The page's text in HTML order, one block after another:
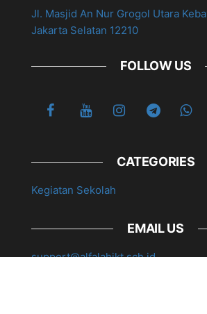
Jl. Masjid An Nur Grogol Utara
Jakarta Selatan 12210
FOLLOW US
CATEGORIES
Kegiatan Sekolah
EMAIL US
support@alfalahjkt.sch.id